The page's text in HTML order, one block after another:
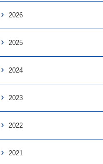
2026
2025
2024
2023
2022
2021